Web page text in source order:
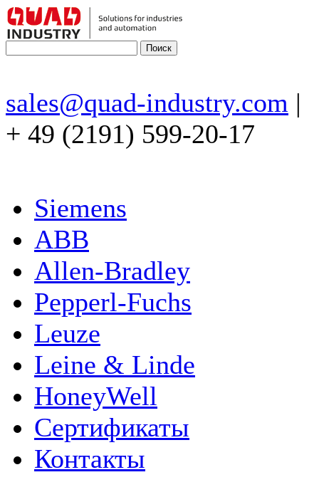
sales@quad-industry.com |
+ 49 (2191) 599-20-17
Siemens
ABB
Allen-Bradley
Pepperl-Fuchs
Leuze
Leine & Linde
HoneyWell
Сертификаты
Контакты